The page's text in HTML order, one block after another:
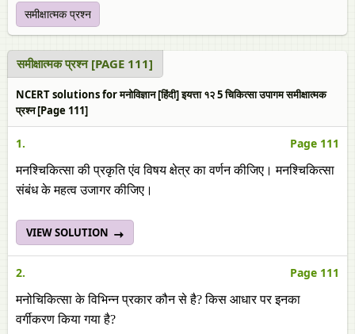
समीक्षात्मक प्रश्न
समीक्षात्मक प्रश्न [PAGE 111]
NCERT solutions for मनोविज्ञान [हिंदी] इयत्ता १२ 5 चिकित्सा उपागम समीक्षात्मक
प्रश्न [Page 111]
1. Page 111
मनश्चिकित्सा की प्रकृति एंव विषय क्षेत्र का वर्णन कीजिए। मनश्चिकित्सा
संबंध के महत्व उजागर कीजिए।
VIEW SOLUTION
2. Page 111
मनोचिकित्सा के विभिन्न प्रकार कौन से है? किस आधार पर इनका
वर्गीकरण किया गया है?